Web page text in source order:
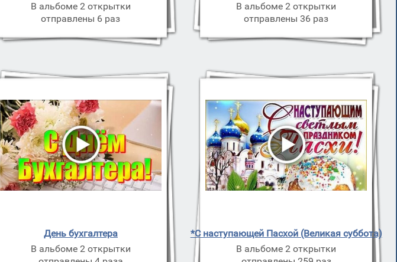
В альбоме 2 открытки
отправлены 6 раз
В альбоме 2 открытки
отправлены 36 раз
День бухгалтера
В альбоме 2 открытки
*С наступающей Пасхой (Великая суббота)
В альбоме 2 открытки